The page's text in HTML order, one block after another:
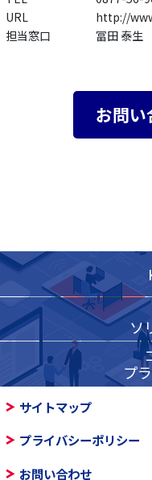
URL
http://
担当窓口
冨田 泰生
お問い
ソ
プ
サイトマップ
プライバシーポリシー
お問い合わせ